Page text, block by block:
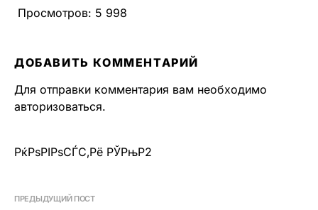
Просмотров: 5 998
ДОБАВИТЬ КОММЕНТАРИЙ
Для отправки комментария вам необходимо
авторизоваться.
РќРѕРІРѕСЃС‚Рё РЎРњР2
ПРЕДЫДУЩИЙ ПОСТ